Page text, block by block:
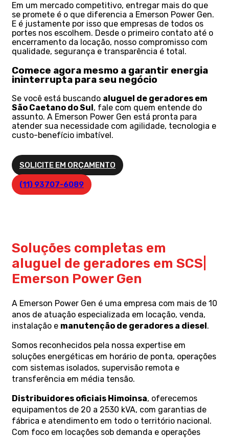
Em um mercado competitivo, entregar mais do que
se promete é o que diferencia a Emerson Power Gen.
E é justamente por isso que empresas de todos os
portes nos escolhem. Desde o primeiro contato até o
encerramento da locação, nosso compromisso com
qualidade, segurança e transparência é total.
Comece agora mesmo a garantir energia
ininterrupta para seu negócio
Se você está buscando aluguel de geradores em
São Caetano do Sul, fale com quem entende do
assunto. A Emerson Power Gen está pronta para
atender sua necessidade com agilidade, tecnologia e
custo-benefício imbatível.
SOLICITE EM ORÇAMENTO
(11) 93707-6089
Soluções completas em
aluguel de geradores em SCS|
Emerson Power Gen
A Emerson Power Gen é uma empresa com mais de 10
anos de atuação especializada em locação, venda,
instalação e manutenção de geradores a diesel.
Somos reconhecidos pela nossa expertise em
soluções energéticas em horário de ponta, operações
com sistemas isolados, supervisão remota e
transferência em média tensão.
Distribuidores oficiais Himoinsa, oferecemos
equipamentos de 20 a 2530 kVA, com garantias de
fábrica e atendimento em todo o território nacional.
Com foco em locações sob demanda e operações